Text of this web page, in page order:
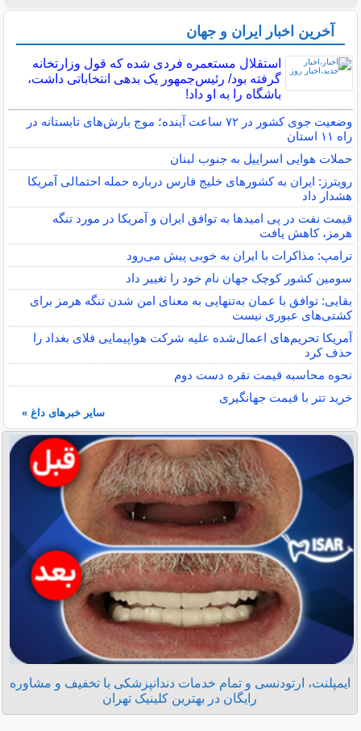
آخرین اخبار ایران و جهان
استقلال مستعمره فردی شده که قول وزارتخانه
گرفته بود/ رئیس‌جمهور یک بدهی انتخاباتی داشت،
باشگاه را به او داد!
وضعیت جوی کشور در ۷۲ ساعت آینده؛ موج بارش‌های تابستانه در
راه ۱۱ استان
حملات هوایی اسراییل به جنوب لبنان
رویترز: ایران به کشورهای خلیج فارس درباره حمله احتمالی آمریکا
هشدار داد
قیمت نفت در پی امیدها به توافق ایران و آمریکا در مورد تنگه
هرمز، کاهش یافت
ترامپ: مذاکرات با ایران به خوبی پیش می‌رود
سومین کشور کوچک جهان نام خود را تغییر داد
بقایی: توافق با عمان به‌تنهایی به معنای امن شدن تنگه هرمز برای
کشتی‌های عبوری نیست
آمریکا تحریم‌های اعمال‌شده علیه شرکت هواپیمایی فلای بغداد را
حذف کرد
نحوه محاسبه قیمت نقره دست دوم
خرید تتر با قیمت جهانگیری
سایر خبرهای داغ »
ایمپلنت، ارتودنسی و تمام خدمات دندانپزشکی با تخفیف و مشاوره
رایگان در بهترین کلینیک تهران